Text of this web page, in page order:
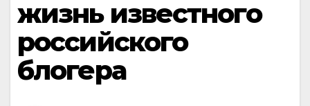
жизнь известного
российского
блогера